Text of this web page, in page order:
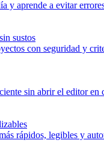
y aprende a evitar
sustos
con seguridad y
sin abrir el editor en
rápidos, legibles y